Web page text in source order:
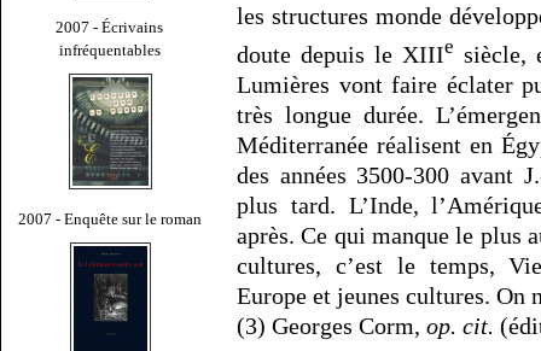
2007 - Écrivains
infréquentables
2007 - Enquête sur le roman
les structures monde
doute depuis le XIIIe siècle,
Lumières vont faire éclater
très longue durée.
Méditerranée réalisent en
des années 3500-300 avant
plus tard. L’Inde,
après. Ce qui manque le plus
cultures, c’est le temps,
Europe et jeunes cultures. On
(3) Georges Corm, op. cit.